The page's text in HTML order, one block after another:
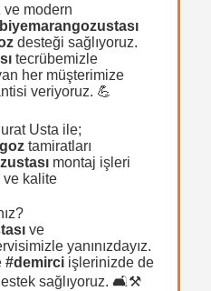
ve modern
desteği sağlıyoruz.
tecrübemizle
her müşterimize
veriyoruz. 💪
Usta ile;
tamiratları
montaj işleri
ve kalite
ve
yanınızdayız.
#demirci işlerinizde de
sağlıyoruz. 🛋️⚒️